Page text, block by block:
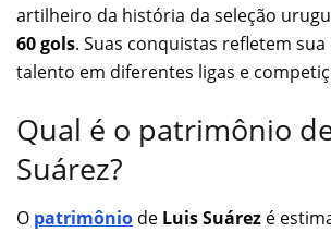
artilheiro da história da seleção
60 gols. Suas conquistas refletem
talento em diferentes ligas e
Qual é o patrimônio
Suárez?
O patrimônio de Luis Suárez é